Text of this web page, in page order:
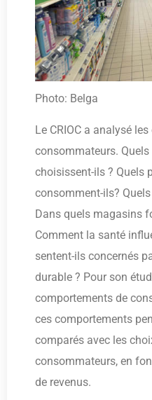
Photo: Belga
Le CRIOC a analysé
consommateurs.
choisissent-ils ? Quels
consomment-ils?
Dans quels magasins
Comment la santé
sentent-ils concernés
durable ? Pour son
comportements de
ces comportements
comparés avec les
consommateurs, en
de revenus.